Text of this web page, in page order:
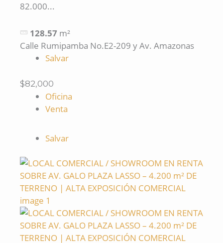
82.000...
128.57 m²
Calle Rumipamba No.E2-209 y Av. Amazonas
Salvar
$82,000
Oficina
Venta
Salvar